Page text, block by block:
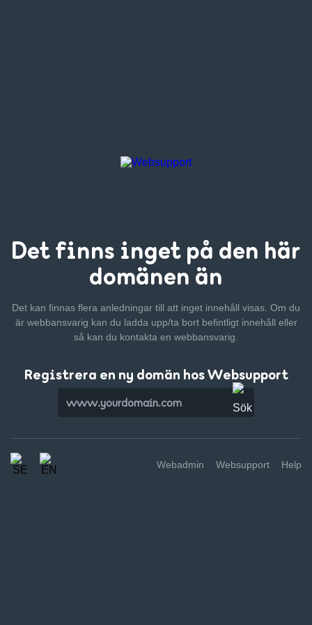
Det finns inget på den här
domänen än
Det kan finnas flera anledningar till att inget innehåll visas. Om du
är webbansvarig kan du ladda upp/ta bort befintligt innehåll eller
så kan du kontakta en webbansvarig.
Registrera en ny domän hos Websupport
Webadmin Websupport Help